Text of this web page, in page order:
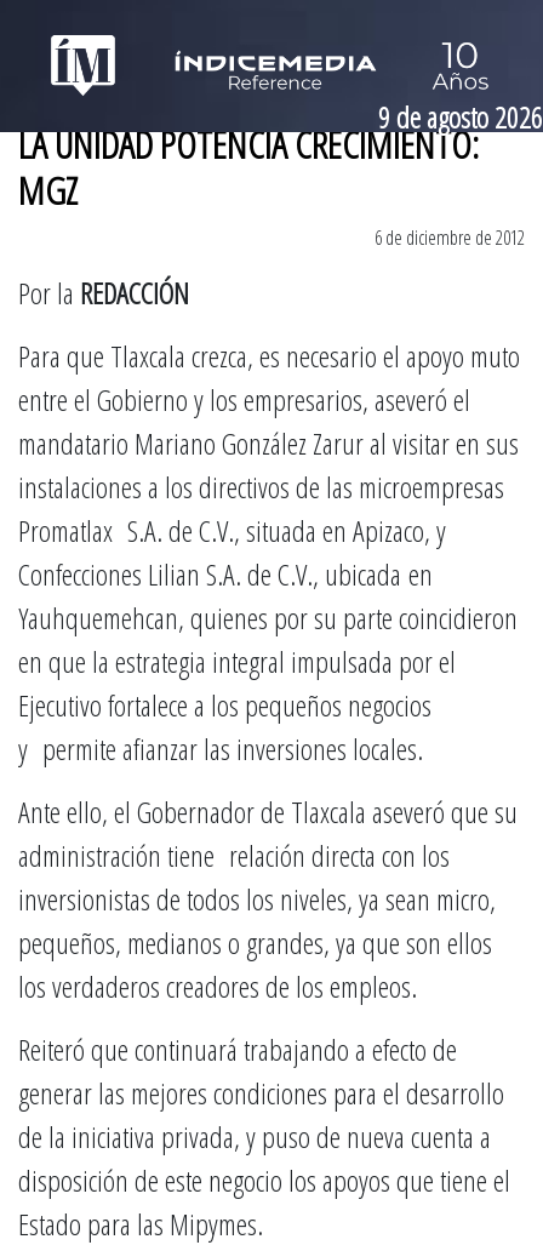
9 de agosto 2026
LA UNIDAD POTENCIA CRECIMIENTO:
MGZ
6 de diciembre de 2012
Por la REDACCIÓN
Para que Tlaxcala crezca, es necesario el apoyo muto
entre el Gobierno y los empresarios, aseveró el
mandatario Mariano González Zarur al visitar en sus
instalaciones a los directivos de las microempresas
Promatlax S.A. de C.V., situada en Apizaco, y
Confecciones Lilian S.A. de C.V., ubicada en
Yauhquemehcan, quienes por su parte coincidieron
en que la estrategia integral impulsada por el
Ejecutivo fortalece a los pequeños negocios
y permite afianzar las inversiones locales.
Ante ello, el Gobernador de Tlaxcala aseveró que su
administración tiene relación directa con los
inversionistas de todos los niveles, ya sean micro,
pequeños, medianos o grandes, ya que son ellos
los verdaderos creadores de los empleos.
Reiteró que continuará trabajando a efecto de
generar las mejores condiciones para el desarrollo
de la iniciativa privada, y puso de nueva cuenta a
disposición de este negocio los apoyos que tiene el
Estado para las Mipymes.